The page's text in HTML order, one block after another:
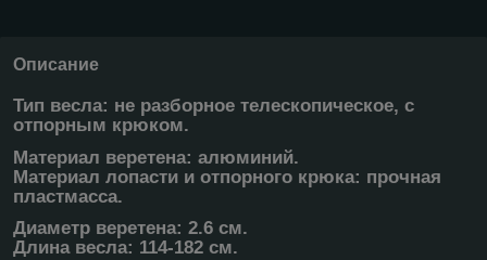
Описание
Тип весла: не разборное телескопическое, с
отпорным крюком.
Материал веретена: алюминий.
Материал лопасти и отпорного крюка: прочная
пластмасса.
Диаметр веретена: 2.6 см.
Длина весла: 114-182 см.